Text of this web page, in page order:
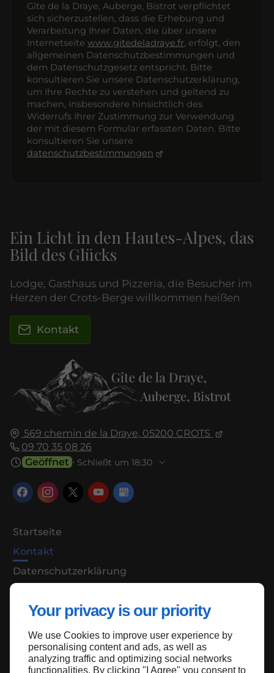
Your privacy is our priority
We use Cookies to improve user experience by
personalising content and ads, as well as
analyzing traffic and optimizing social networks
functionalities. By clicking "I Agree" you consent to
Gîte de la Draye, Auberge, Bistrot verpflichtet
sich sicherzustellen, dass die Erhebung und
Verarbeitung Ihrer Daten, die über unsere
Internetseitewww.gitedeladraye.fr, erfolgt, den
allgemeinen Datenschutzbestimmungen und
dem Datenschutzgesetz entspricht. Bitte
konsultieren Sie unsere Datenschutzerklärung,
um Ihre Rechte zu verstehen und geltend zu
machen, insbesondere hinsichtlich des
Widerrufs Ihrer Zustimmung zur Verwendung
der mit diesem Formular erfassten Daten. Bitte
konsultieren Sie unsere
datenschutzbestimmungen
569 chemin de la Draye, 05200 CROTS
09 70 35 08 26
Geöffnet ⋅ Schließt um 18:30
Startseite
Kontakt
Datenschutzerklärung
Ein Licht in den Hautes-Alpes, das
Bild des Glücks
Lodge, Gasthaus und Pizzeria, die Besucher im
Herzen der Crots-Berge willkommen heißen
Kontakt
Oben auf der Seite